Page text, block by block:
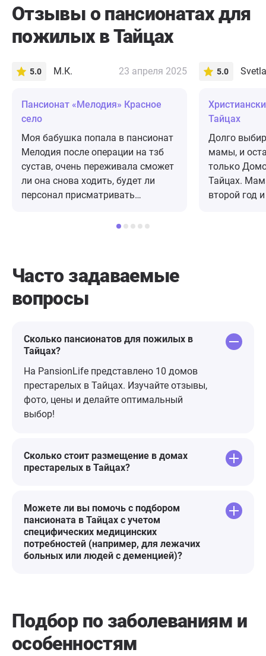
Отзывы о пансионатах для
пожилых в Тайцах
5.0 М.К. 23 апреля 2025
Пансионат «Мелодия» Красное
село
Моя бабушка попала в пансионат
Мелодия после операции на тзб
сустав, очень переживала сможет
ли она снова ходить, будет ли
персонал присматривать
её, как советовали врачи. Как же
ходунках! Медсестра Татьяна и
сиделочка Ума нам очень
нравятся, сразу понятно
профессионалы своего дела))
5.0
Тайцах
Долго
мамы, и
только
Тайцах.
второй год
комната
много
Часто задаваемые
вопросы
Сколько пансионатов для пожилых в
Тайцах?
На PansionLife представлено 10 домов
престарелых в Тайцах. Изучайте отзывы,
фото, цены и делайте оптимальный
выбор!
Сколько стоит размещение в домах
престарелых в Тайцах?
Можете ли вы помочь с подбором
пансионата в Тайцах с учетом
специфических медицинских
потребностей (например, для лежачих
больных или людей с деменцией)?
Подбор по заболеваниям и
особенностям